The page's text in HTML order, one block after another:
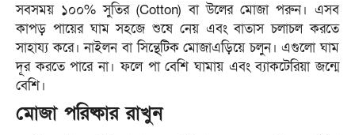
সবসময় ১০০% সুতির (Cotton) বা উলের মোজা পরুন। এসব
কাপড় পায়ের ঘাম সহজে শুষে নেয় এবং বাতাস চলাচল করতে
সাহায্য করে। নাইলন বা সিন্থেটিক মোজাএড়িয়ে চলুন। এগুলো ঘাম
দূর করতে পারে না। ফলে পা বেশি ঘামায় এবং ব্যাকটেরিয়া জন্মে
বেশি।
মোজা পরিষ্কার রাখুন